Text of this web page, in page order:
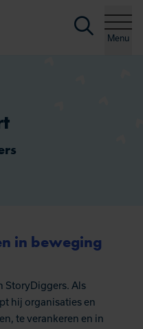
Menu
in beweging
StoryDiggers. Als
hij organisaties en
te verankeren en in